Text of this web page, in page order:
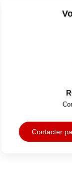
Contacter